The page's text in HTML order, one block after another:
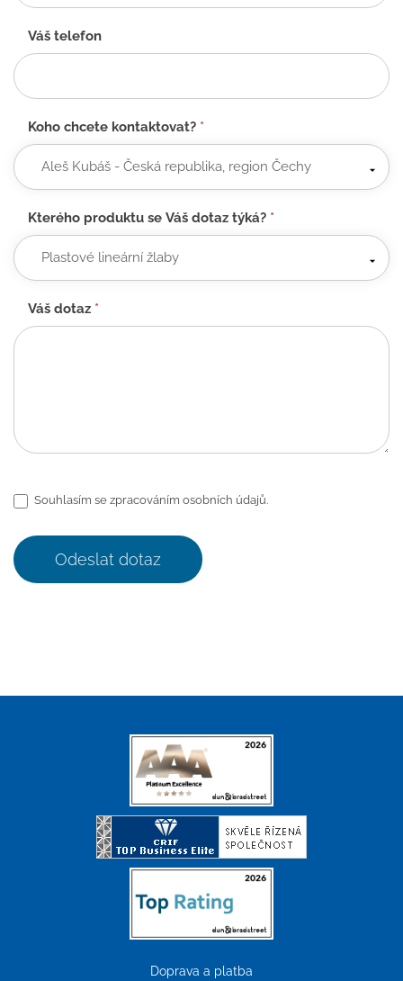
Váš telefon
Koho chcete kontaktovat? *
Kterého produktu se Váš dotaz týká? *
Váš dotaz *
Souhlasím se zpracováním osobních údajů.
Odeslat dotaz
Doprava a platba